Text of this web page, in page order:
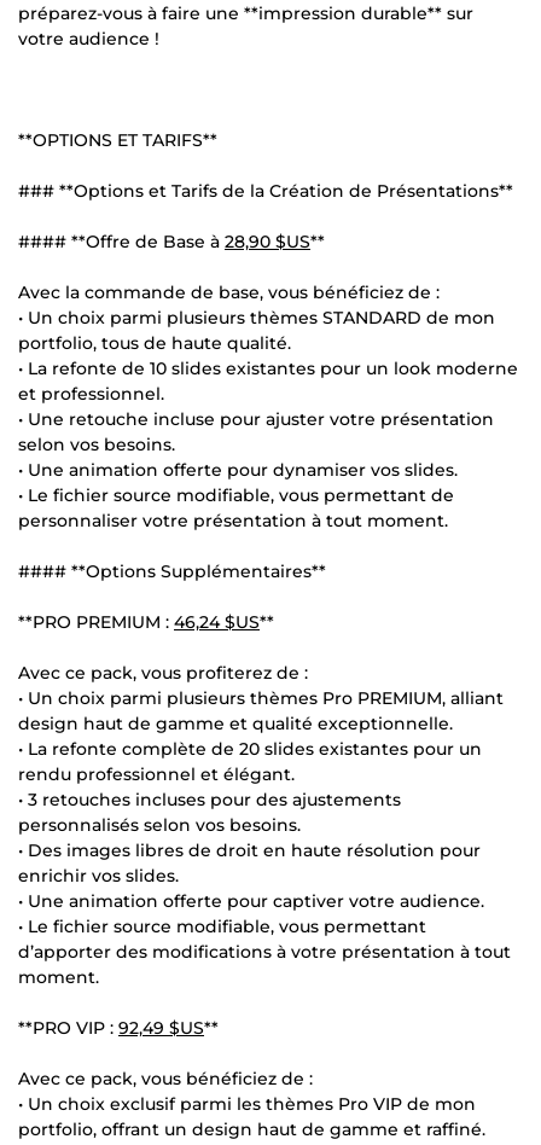
préparez-vous à faire une **impression durable** sur
votre audience !
**OPTIONS ET TARIFS**
### **Options et Tarifs de la Création de Présentations**
#### **Offre de Base à 28,90 $US**
Avec la commande de base, vous bénéficiez de :
• Un choix parmi plusieurs thèmes STANDARD de mon
portfolio, tous de haute qualité.
• La refonte de 10 slides existantes pour un look moderne
et professionnel.
• Une retouche incluse pour ajuster votre présentation
selon vos besoins.
• Une animation offerte pour dynamiser vos slides.
• Le fichier source modifiable, vous permettant de
personnaliser votre présentation à tout moment.
#### **Options Supplémentaires**
**PRO PREMIUM : 46,24 $US**
Avec ce pack, vous profiterez de :
• Un choix parmi plusieurs thèmes Pro PREMIUM, alliant
design haut de gamme et qualité exceptionnelle.
• La refonte complète de 20 slides existantes pour un
rendu professionnel et élégant.
• 3 retouches incluses pour des ajustements
personnalisés selon vos besoins.
• Des images libres de droit en haute résolution pour
enrichir vos slides.
• Une animation offerte pour captiver votre audience.
• Le fichier source modifiable, vous permettant
d’apporter des modifications à votre présentation à tout
moment.
**PRO VIP : 92,49 $US**
Avec ce pack, vous bénéficiez de :
• Un choix exclusif parmi les thèmes Pro VIP de mon
portfolio, offrant un design haut de gamme et raffiné.